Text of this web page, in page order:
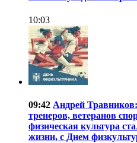
10:03
09:42 Андрей
тренеров, ветеранов
физическая культура
жизни, с Днем